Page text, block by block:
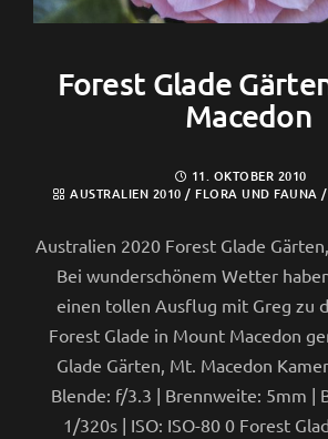
Forest Glade
Macedon
11. OKTOBER 2010
AUSTRALIEN 2010 / FLORA UND FAUNA
Australien 2020 Forest Glade
Bei wunderschönem Wetter
einen tollen Ausflug mit Greg zu
Forest Glade in Mount Macedon
Glade Gärten, Mt. Macedon
Blende: f/3.3 | Brennweite: 5mm |
1/320s | ISO: ISO-80 0 Forest